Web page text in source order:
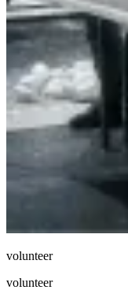
volunteer
volunteer